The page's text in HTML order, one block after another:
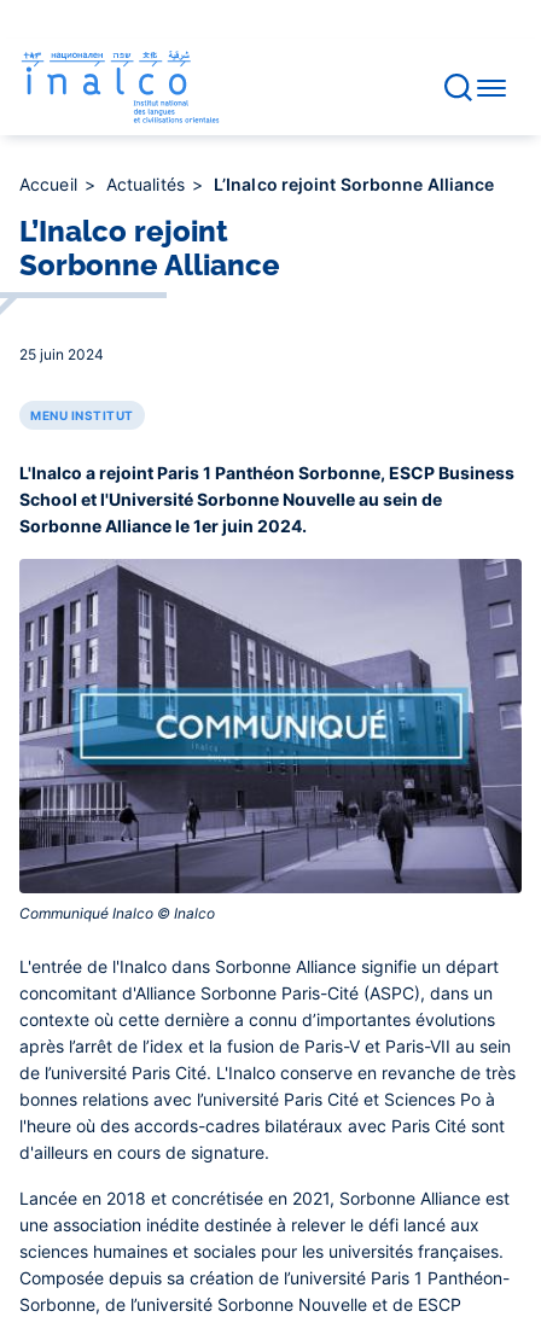
contenu
principal
Accueil Actualités L’Inalco rejoint Sorbonne Alliance
L’Inalco rejoint
Sorbonne Alliance
25 juin 2024
MENU INSTITUT
L'Inalco a rejoint Paris 1 Panthéon Sorbonne, ESCP Business
School et l'Université Sorbonne Nouvelle au sein de
Sorbonne Alliance le 1er juin 2024.
Communiqué Inalco © Inalco‎
Contenu
central
L'entrée de l'Inalco dans Sorbonne Alliance signifie un départ
concomitant d'Alliance Sorbonne Paris-Cité (ASPC), dans un
contexte où cette dernière a connu d’importantes évolutions
après l’arrêt de l’idex et la fusion de Paris-V et Paris-VII au sein
de l’université Paris Cité. L'Inalco conserve en revanche de très
bonnes relations avec l’université Paris Cité et Sciences Po à
l'heure où des accords-cadres bilatéraux avec Paris Cité sont
d'ailleurs en cours de signature.
Lancée en 2018 et concrétisée en 2021, Sorbonne Alliance est
une association inédite destinée à relever le défi lancé aux
sciences humaines et sociales pour les universités françaises.
Composée depuis sa création de l’université Paris 1 Panthéon-
Sorbonne, de l’université Sorbonne Nouvelle et de ESCP